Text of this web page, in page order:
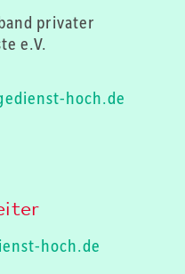
privater
e.V.
hoch.de
hoch.de